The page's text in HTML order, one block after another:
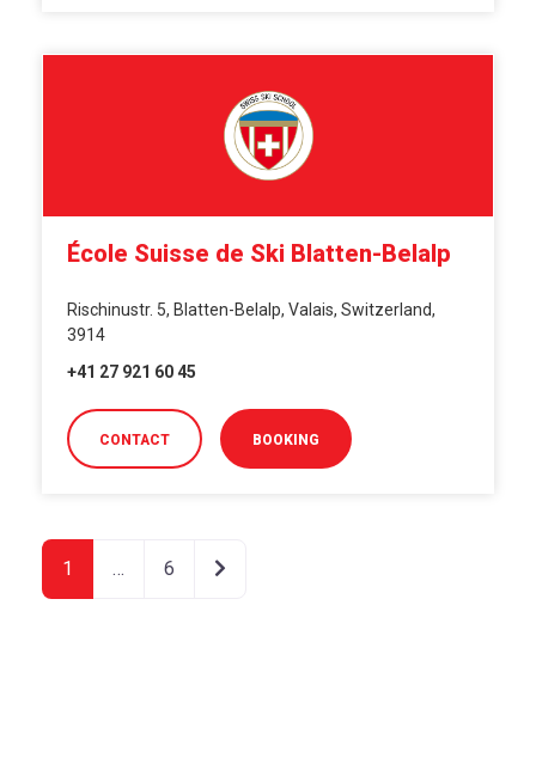
École Suisse de Ski Blatten-Belalp
Rischinustr. 5, Blatten-Belalp, Valais, Switzerland,
3914
+41 27 921 60 45
CONTACT BOOKING
1 … 6 Older posts